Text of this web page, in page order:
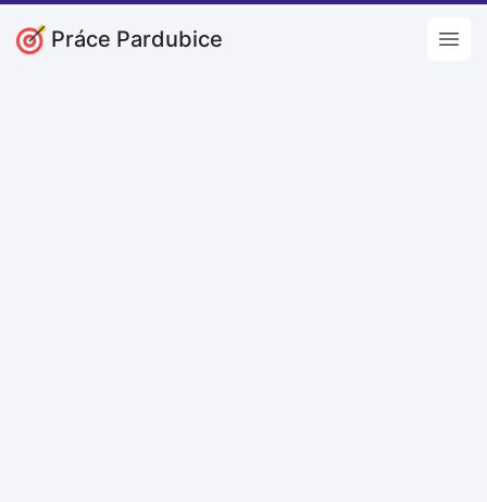
Práce Pardubice